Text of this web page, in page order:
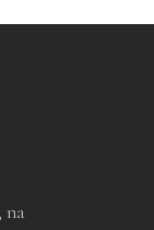
na